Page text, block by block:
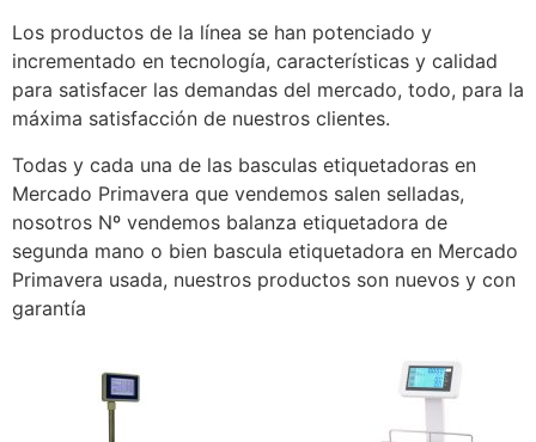
Los productos de la línea se han potenciado y
incrementado en tecnología, características y calidad
para satisfacer las demandas del mercado, todo, para la
máxima satisfacción de nuestros clientes.
Todas y cada una de las basculas etiquetadoras en
Mercado Primavera que vendemos salen selladas,
nosotros Nº vendemos balanza etiquetadora de
segunda mano o bien bascula etiquetadora en Mercado
Primavera usada, nuestros productos son nuevos y con
garantía